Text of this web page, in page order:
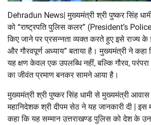
Dehradun News| मुख्यमंत्री श्री पुष्कर सिंह
को “राष्ट्रपति पुलिस कलर” (President’s
किए जाने पर प्रसन्नता व्यक्त करते हुए इसे राज्य के
और गौरवपूर्ण अध्याय” बताया है। मुख्यमंत्री ने कहा
यह क्षण केवल एक उपलब्धि नहीं, बल्कि गौरव,
का जीवंत प्रमाण बनकर सामने आया है।
मुख्यमंत्री श्री पुष्कर सिंह धामी से मुख्यमंत्री
महानिदेशक श्री दीपम सेठ ने यह जानकारी दी | इस
कहा कि यह सम्मान उत्तराखण्ड पुलिस को देश के